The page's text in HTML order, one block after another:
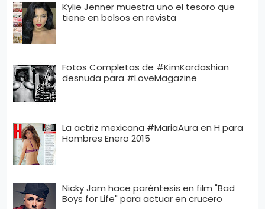
Kylie Jenner muestra uno el tesoro que
tiene en bolsos en revista
Fotos Completas de #KimKardashian
desnuda para #LoveMagazine
La actriz mexicana #MariaAura en H para
Hombres Enero 2015
Nicky Jam hace paréntesis en film "Bad
Boys for Life" para actuar en crucero